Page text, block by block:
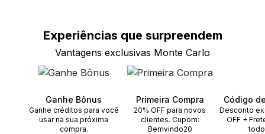
Experiências que surpreendem
Vantagens exclusivas Monte Carlo
Ganhe Bônus
Ganhe créditos para você
usar na sua próxima
compra.
Primeira Compra
20% OFF para novos
clientes. Cupom:
Bemvindo20
Código
Desconto
OFF +